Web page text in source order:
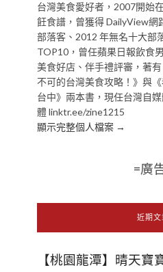
台灣美食愛好者，2007開始
飪食譜，曾獲得 DailyView網
部落客、2012 年無名十大部
TOP10，曾任蘋果日報飲食
美食好店、伴手禮評審，著
不可的台灣美食攻略！》與
台中》兩本書，現任台灣自
體 linktr.ee/zine1215
顯示完整個人檔案 →
=廣
近期文
【桃園龍潭】晴天寶